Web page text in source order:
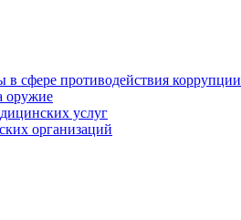
сфере противодействия коррупции
оружие
услуг
организаций